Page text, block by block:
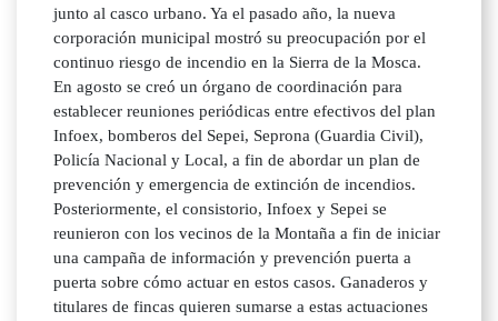
junto al casco urbano. Ya el pasado año, la nueva
corporación municipal mostró su preocupación por el
continuo riesgo de incendio en la Sierra de la Mosca.
En agosto se creó un órgano de coordinación para
establecer reuniones periódicas entre efectivos del plan
Infoex, bomberos del Sepei, Seprona (Guardia Civil),
Policía Nacional y Local, a fin de abordar un plan de
prevención y emergencia de extinción de incendios.
Posteriormente, el consistorio, Infoex y Sepei se
reunieron con los vecinos de la Montaña a fin de iniciar
una campaña de información y prevención puerta a
puerta sobre cómo actuar en estos casos. Ganaderos y
titulares de fincas quieren sumarse a estas actuaciones